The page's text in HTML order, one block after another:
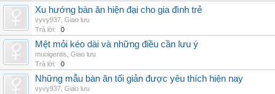
Xu hướng bàn ăn hiện đại cho gia đình trẻ
vyvy937 Giao lưu
Trả lời:
0
Mệt mỏi kéo dài và những điều cần lưu ý
muoigentis Giao lưu
Trả lời:
0
Những mẫu bàn ăn tối giản được yêu thích hiện nay
vyvy937 Giao lưu